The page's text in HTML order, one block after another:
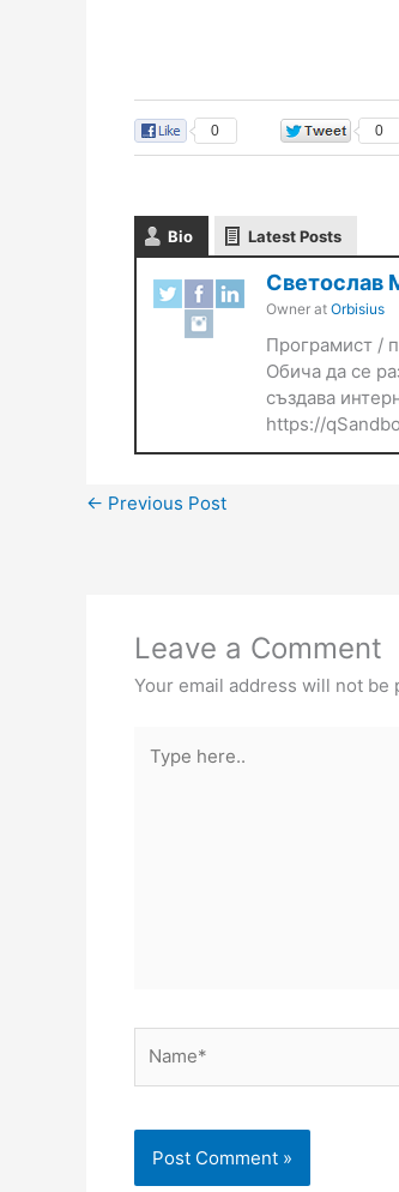
0 0
Bio Latest Posts
Светослав
Owner atOrbisius
Програмист /
Обича да се
създава
https://
← Previous Post
Leave a Comment
Your email address will not be